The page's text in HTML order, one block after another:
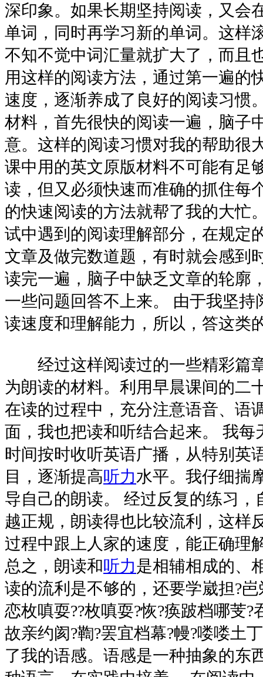
深印象。如果长期坚持阅读，又会
单词，同时再学习新的单词。这样
不知不觉中词汇量就扩大了，而且
用这样的阅读方法，通过第一遍的
速度，逐渐养成了良好的阅读习惯
材料，首先很快的阅读一遍，脑子
意。这样的阅读习惯对我的帮助很
课中用的英文原版材料不可能有足
读，但又必须快速而准确的抓住每
的快速阅读的方法就帮了我的大忙
试中遇到的阅读理解部分，在规定
文章及做完数道题，有时就会感到
读完一遍，脑子中缺乏文章的轮廓
一些问题回答不上来。 由于我坚持
读速度和理解能力，所以，答这类
经过这样阅读过的一些精彩篇
为朗读的材料。利用早晨课间的二
在读的过程中，充分注意语音、语
面，我也把读和听结合起来。 我每
时间按时收听英语广播，从特别英
目，逐渐提高听力水平。我仔细揣
导自己的朗读。 经过反复的练习，
越正规，朗读得也比较流利，这样
过程中跟上人家的速度，能正确理
总之，朗读和听力是相辅相成的、
读的流利是不够的，还要学崴担?
恋枚嗔耍??枚嗔耍?恢?痪跛档哪芰?
故亲约阂?鞫?罢宜档幕?幔?喽喽土
了我的语感。语感是一种抽象的东